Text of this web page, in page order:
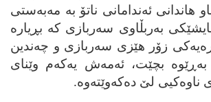
هاندانی ئه‌ندامانی ناتۆ به‌ مه‌به‌ستی
به‌ربڵاوی سه‌ربازی که‌ بڕیاره‌
زۆر هێزی سه‌ربازی و چه‌ندین
بچێت، ئه‌مه‌ش یه‌که‌م وێنای
لێ ده‌که‌وێته‌وه‌.